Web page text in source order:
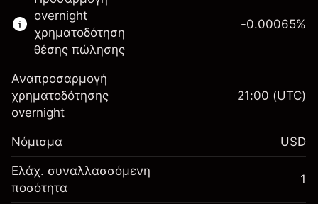
Knock-outs
Περιθώριο. Η επένδυσή
σας
$1,000.00
Αναπροσαρμογή
χρηματοδότησης κατά
τη διάρκεια της νύχτας
Χρεώσεις από την πλήρη αξία
της θέσης
-0.021568
overnight
χρηματοδότηση
θέσης πώλησης
Περιθώριο. Η επένδυσή
σας
-0.00065%
Αναπροσαρμογή
χρηματοδότησης
overnight
21:00 (UTC)
Νόμισμα USD
Ελάχ. συναλλασσόμενη
ποσότητα
1